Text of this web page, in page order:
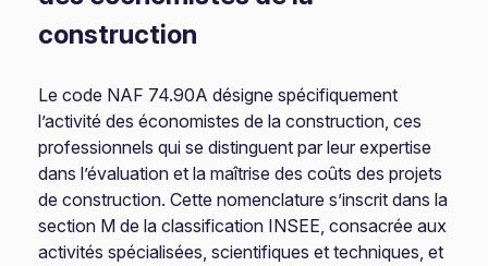
construction
Le code NAF 74.90A désigne spécifiquement
l’activité des économistes de la construction, ces
professionnels qui se distinguent par leur expertise
dans l’évaluation et la maîtrise des coûts des projets
de construction. Cette nomenclature s’inscrit dans la
section M de la classification INSEE, consacrée aux
activités spécialisées, scientifiques et techniques, et